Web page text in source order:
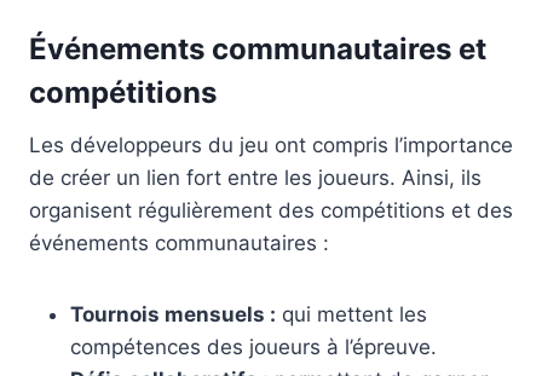
Événements communautaires et
compétitions
Les développeurs du jeu ont compris l’importance
de créer un lien fort entre les joueurs. Ainsi, ils
organisent régulièrement des compétitions et des
événements communautaires :
Tournois mensuels : qui mettent les
compétences des joueurs à l’épreuve.